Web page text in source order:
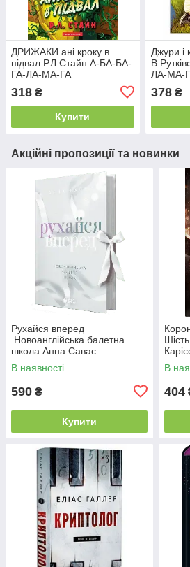
ДРИЖАКИ ані кроку в
підвал Р.Л.Стайн А-БА-БА-
ГА-ЛА-МА-ГА
318 ₴
Купити
Джури і
ЛА-МА-
378₴
Акційні пропозиції та новинки
Рухайся вперед
.Новоанглійська балетна
школа Анна Савас
READBERRY
В наявності
590 ₴
Купити
В
404